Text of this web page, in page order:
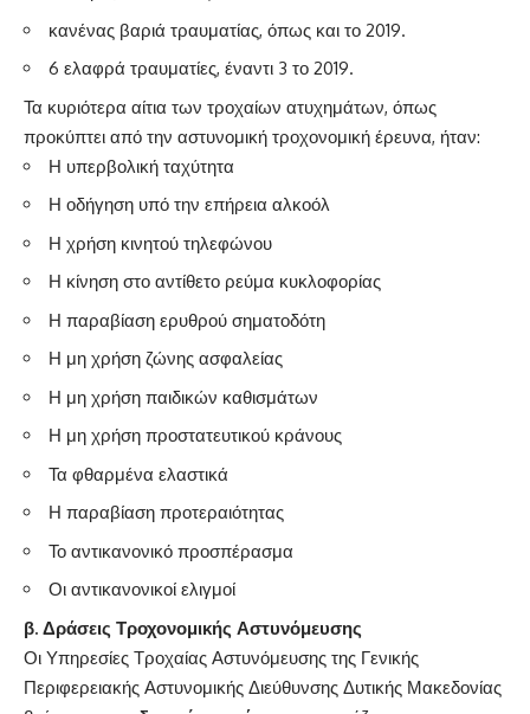
κανένας βαριά τραυματίας, όπως και το 2019.
6 ελαφρά τραυματίες, έναντι 3 το 2019.
Τα κυριότερα αίτια των τροχαίων ατυχημάτων, όπως
προκύπτει από την αστυνομική τροχονομική έρευνα, ήταν:
Η υπερβολική ταχύτητα
Η οδήγηση υπό την επήρεια αλκοόλ
Η χρήση κινητού τηλεφώνου
Η κίνηση στο αντίθετο ρεύμα κυκλοφορίας
Η παραβίαση ερυθρού σηματοδότη
Η μη χρήση ζώνης ασφαλείας
Η μη χρήση παιδικών καθισμάτων
Η μη χρήση προστατευτικού κράνους
Τα φθαρμένα ελαστικά
Η παραβίαση προτεραιότητας
Το αντικανονικό προσπέρασμα
Οι αντικανονικοί ελιγμοί
β. Δράσεις Τροχονομικής Αστυνόμευσης
Οι Υπηρεσίες Τροχαίας Αστυνόμευσης της Γενικής
Περιφερειακής Αστυνομικής Διεύθυνσης Δυτικής Μακεδονίας